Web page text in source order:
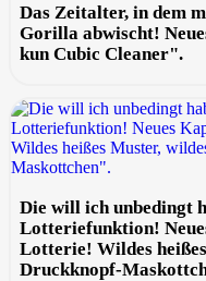
Das Zeitalter, in dem
Gorilla abwischt!
kun Cubic Cleaner".
Die will ich unbedingt
Lotteriefunktion!
Lotterie! Wildes
Druckknopf-